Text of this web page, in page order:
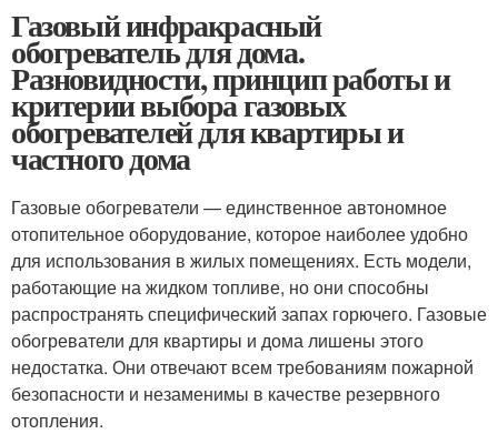
Газовый инфракрасный
обогреватель для дома.
Разновидности, принцип работы и
критерии выбора газовых
обогревателей для квартиры и
частного дома
Газовые обогреватели — единственное автономное
отопительное оборудование, которое наиболее удобно
для использования в жилых помещениях. Есть модели,
работающие на жидком топливе, но они способны
распространять специфический запах горючего. Газовые
обогреватели для квартиры и дома лишены этого
недостатка. Они отвечают всем требованиям пожарной
безопасности и незаменимы в качестве резервного
отопления.